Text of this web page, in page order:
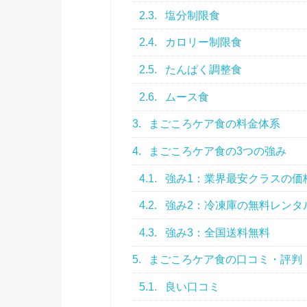
2.3. 塩分制限食
2.4. カロリー制限食
2.5. たんぱく調整食
2.6. ムース食
3. まごころケア食の料金体系
4. まごころケア食の3つの強み
4.1. 強み1：業界最安クラスの価
4.2. 強み2：冷凍庫の無料レンタ
4.3. 強み3：全国送料無料
5. まごころケア食の口コミ・評判
5.1. 良い口コミ